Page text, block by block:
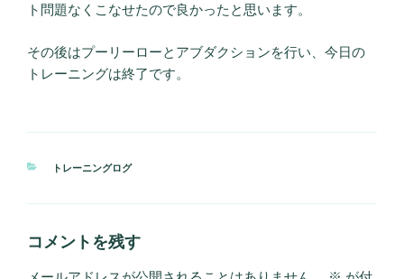
ト問題なくこなせたので良かったと思います。
その後はプーリーローとアブダクションを行い、今日の
トレーニングは終了です。
カトレーニングログ
コメントを残す